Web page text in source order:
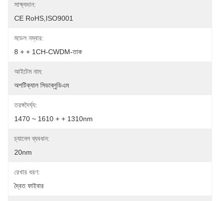
সাক্ষ্যদান:
CE RoHS,ISO9001
মডেল নম্বার:
8 + + 1CH-CWDM-তাক
আইটেম নাম:
অপটিক্যাল সিডাব্লুডিএম
তরঙ্গদৈর্ঘ্য:
1470 ~ 1610 + + 1310nm
চ্যানেল ব্যবধান:
20nm
রেখার ধরণ:
দ্বৈত ফাইবার